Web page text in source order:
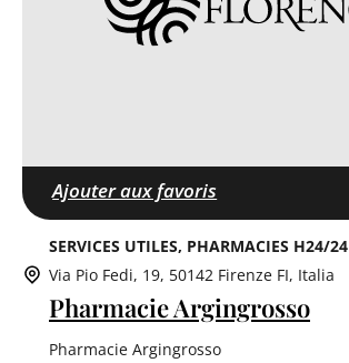
Ajouter aux favoris
SERVICES UTILES PHARMACIES H24/24
Via Pio Fedi, 19, 50142 Firenze FI, Italia
Pharmacie Argingrosso
Pharmacie Argingrosso